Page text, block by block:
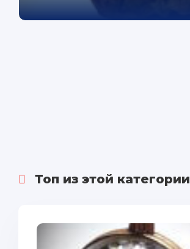
Топ из этой категории